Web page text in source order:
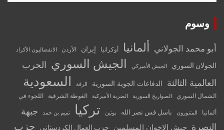
وسوم
أبو محمد الجولاني ألمانيا أوكرانيا إيران الأردن الانفصاليون الأكراد
الجولان السوري الجيش الأميركي الجيش السوري الحرب
العالمية الثالثة
الدفاعات الجوية السورية الرقة السعودية
الشمال السوري الصواريخ السورية الضربة الأميركية الغوطة الشرقية اللجوء في
ألمانيا المتنورون باسل قس نصر الله بوتين تركيا تميم بن حمد
جبهة
النصرة
جيش الإخوان المسلمين حزب العمال الكردستاني حزب